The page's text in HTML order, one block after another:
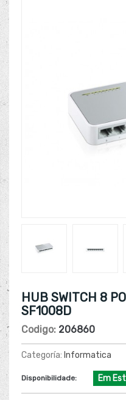
HUB SWITCH 8
SF1008D
Codigo: 206860
Categoría: Informatica
Disponibilidade: Em